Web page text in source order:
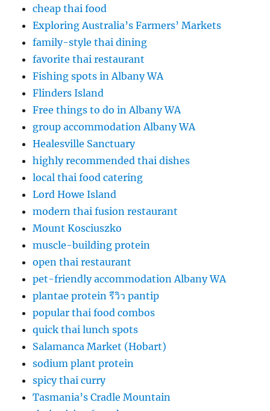
cheap thai food
Exploring Australia’s Farmers’ Markets
family-style thai dining
favorite thai restaurant
Fishing spots in Albany WA
Flinders Island
Free things to do in Albany WA
group accommodation Albany WA
Healesville Sanctuary
highly recommended thai dishes
local thai food catering
Lord Howe Island
modern thai fusion restaurant
Mount Kosciuszko
muscle-building protein
open thai restaurant
pet-friendly accommodation Albany WA
plantae protein รีวิว pantip
popular thai food combos
quick thai lunch spots
Salamanca Market (Hobart)
sodium plant protein
spicy thai curry
Tasmania’s Cradle Mountain